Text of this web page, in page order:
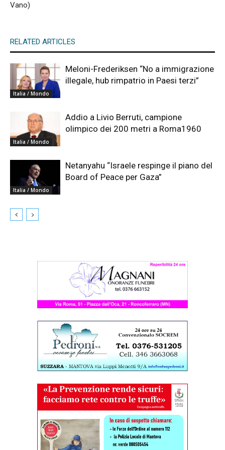
Vano)
RELATED ARTICLES
Italia / Mondo
Meloni-Frederiksen “No a immigrazione
illegale, hub rimpatrio in Paesi terzi”
Italia / Mondo
Addio a Livio Berruti, campione
olimpico dei 200 metri a Roma1960
Italia / Mondo
Netanyahu “Israele respinge il piano del
Board of Peace per Gaza”